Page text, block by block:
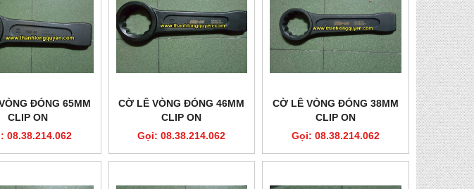
ĐÓNG 65MM
CLIP ON
08.38.214.062
CỜ LÊ VÒNG ĐÓNG 46MM
CLIP ON
Gọi: 08.38.214.062
CỜ LÊ VÒNG ĐÓNG 38MM
CLIP ON
Gọi: 08.38.214.062